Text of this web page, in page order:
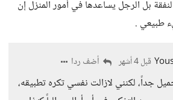
بل الرجل يساعدها في أمور المنزل إن
طبيعي .
قبل 4 أشهر أضف ردا
جداً، لكنني لازالت نفسي تكره تطبيقه،